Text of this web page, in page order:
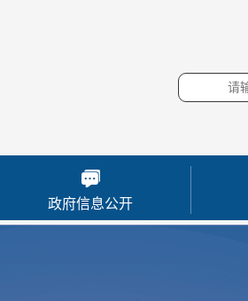
政府信息公开